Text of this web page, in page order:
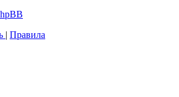
| Правила